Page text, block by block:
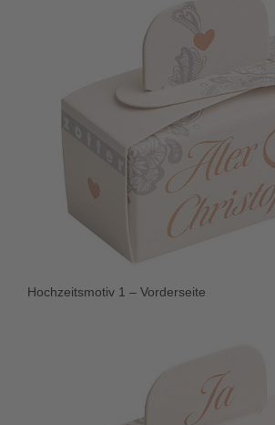
Hochzeitsmotiv 1 – Vorderseite